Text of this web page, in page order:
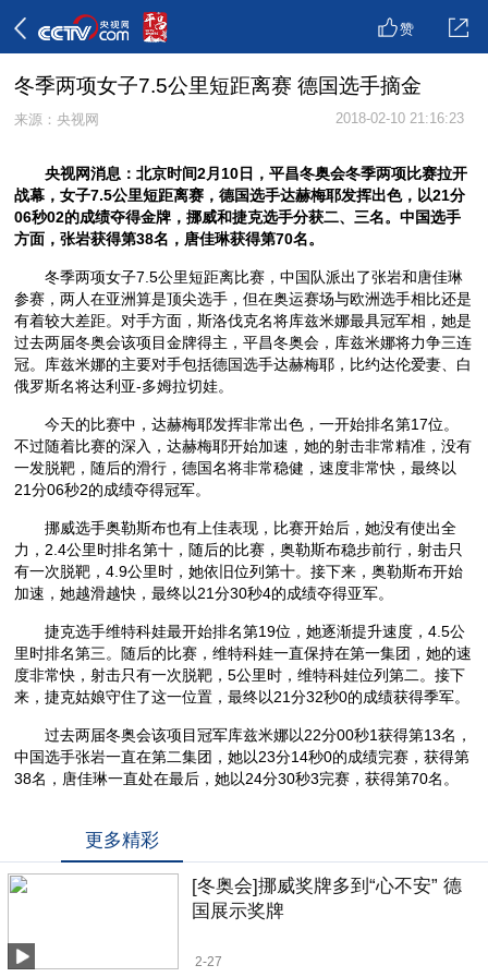
赞
冬季两项女子7.5公里短距离赛 德国选手摘金
来源：央视网 2018-02-10 21:16:23
央视网消息：北京时间2月10日 ，平昌冬奥会冬季两项比赛拉开
战幕，女子7.5公里短距离赛，德国选手达赫梅耶发挥出色，以21分
06秒02的成绩夺得金牌，挪威和捷克选手分获二、三名。中国选手
方面，张岩获得第38名，唐佳琳获得第70名。
冬季两项女子7.5公里短距离比赛，中国队派出了张岩和唐佳琳
参赛，两人在亚洲算是顶尖选手，但在奥运赛场与欧洲选手相比还是
有着较大差距。对手方面，斯洛伐克名将库兹米娜最具冠军相，她是
过去两届冬奥会该项目金牌得主，平昌冬奥会，库兹米娜将力争三连
冠。库兹米娜的主要对手包括德国选手达赫梅耶，比约达伦爱妻、白
俄罗斯名将达利亚-多姆拉切娃。
今天的比赛中，达赫梅耶发挥非常出色，一开始排名第17位。
不过随着比赛的深入，达赫梅耶开始加速，她的射击非常精准，没有
一发脱靶，随后的滑行，德国名将非常稳健，速度非常快，最终以
21分06秒2的成绩夺得冠军。
挪威选手奥勒斯布也有上佳表现，比赛开始后，她没有使出全
力，2.4公里时排名第十，随后的比赛，奥勒斯布稳步前行，射击只
有一次脱靶，4.9公里时，她依旧位列第十。接下来，奥勒斯布开始
加速，她越滑越快，最终以21分30秒4的成绩夺得亚军。
捷克选手维特科娃最开始排名第19位，她逐渐提升速度，4.5公
里时排名第三。随后的比赛，维特科娃一直保持在第一集团，她的速
度非常快，射击只有一次脱靶，5公里时，维特科娃位列第二。接下
来，捷克姑娘守住了这一位置，最终以21分32秒0的成绩获得季军。
过去两届冬奥会该项目冠军库兹米娜以22分00秒1获得第13名，
中国选手张岩一直在第二集团，她以23分14秒0的成绩完赛，获得第
38名，唐佳琳一直处在最后，她以24分30秒3完赛，获得第70名。
更多精彩
[冬奥会]挪威奖牌多到“心不安” 德
国展示奖牌
2-27